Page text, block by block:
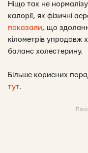
Ніщо так не
калорії, як фізичні
показали, що
кілометрів упродовж
баланс холестерину.
Більше корисних
тут.